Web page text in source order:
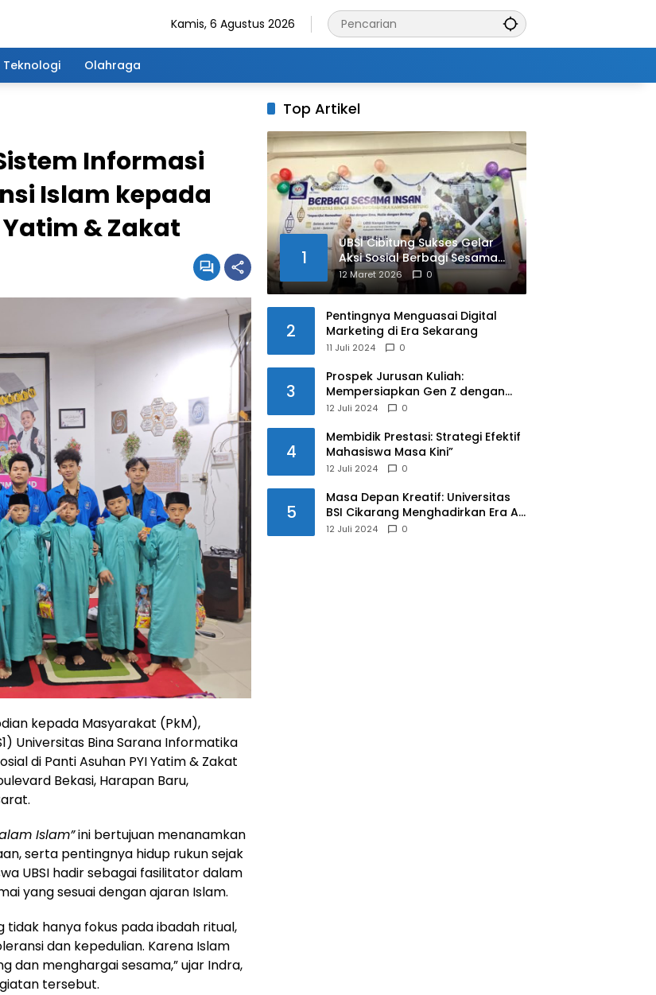
Kamis, 6 Agustus 2026
Teknologi Olahraga
Informasi
Islam kepada
& Zakat
kepada Masyarakat (PkM),
Universitas Bina Sarana Informatika
di Panti Asuhan PYI Yatim & Zakat
Bekasi, Harapan Baru,
Islam”ini bertujuan menanamkan
serta pentingnya hidup rukun sejak
UBSI hadir sebagai fasilitator dalam
yang sesuai dengan ajaran Islam.
tidak hanya fokus pada ibadah ritual,
dan kepedulian. Karena Islam
dan menghargai sesama,” ujar Indra,
tersebut.
Top Artikel
1
UBSI Cibitung Sukses Gelar
Aksi Sosial Berbagi Sesama
Insan
12 Maret 2026 0
2
Pentingnya Menguasai Digital
Marketing di Era Sekarang
11 Juli 2024 0
3
Prospek Jurusan Kuliah:
Mempersiapkan Gen Z dengan
Keterampilan yang Relevan untuk
12 Juli 2024 0
4
Membidik Prestasi: Strategi Efektif
Mahasiswa Masa Kini”
12 Juli 2024 0
5
Masa Depan Kreatif: Universitas
BSI Cikarang Menghadirkan Era AI
untuk Mahasiswa
12 Juli 2024 0